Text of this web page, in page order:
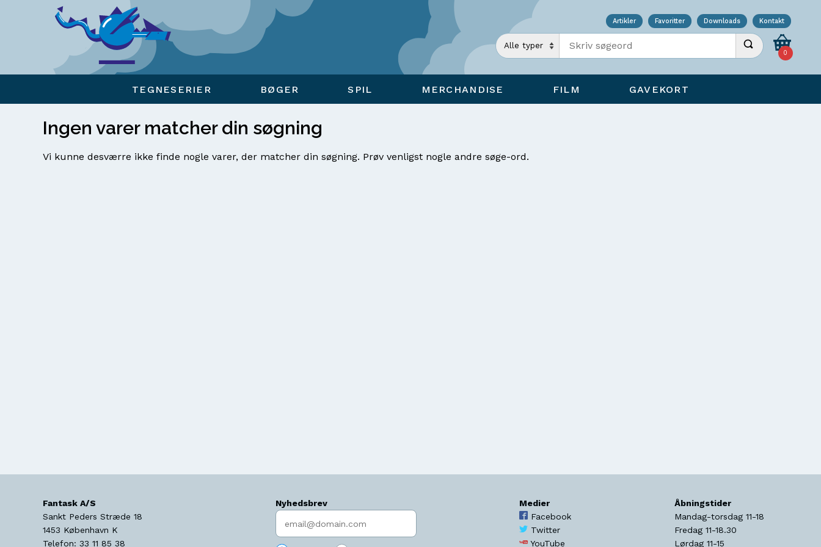
Artikler Favoritter Downloads Kontakt
Indtast søgeord Udfør søgning
0
TEGNESERIER BØGER SPIL MERCHANDISE FILM GAVEKORT
Ingen varer matcher din søgning
Vi kunne desværre ikke finde nogle varer, der matcher din søgning. Prøv venligst nogle andre søge-ord.
Fantask A/S
Sankt Peders Stræde 18
1453 København K
Telefon: 33 11 85 38
Nyhedsbrev
Indtast søgeord
Medier
Facebook
Twitter
YouTube
Åbningstider
Mandag-torsdag 11-18
Fredag 11-18.30
Lørdag 11-15
Viser overlay for indkøbskurv